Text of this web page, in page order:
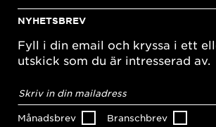
NYHETSBREV
Fyll i din email och kryssa i ett
utskick som du är intresserad av.
postadress*
Månadsbrev Branschbrev